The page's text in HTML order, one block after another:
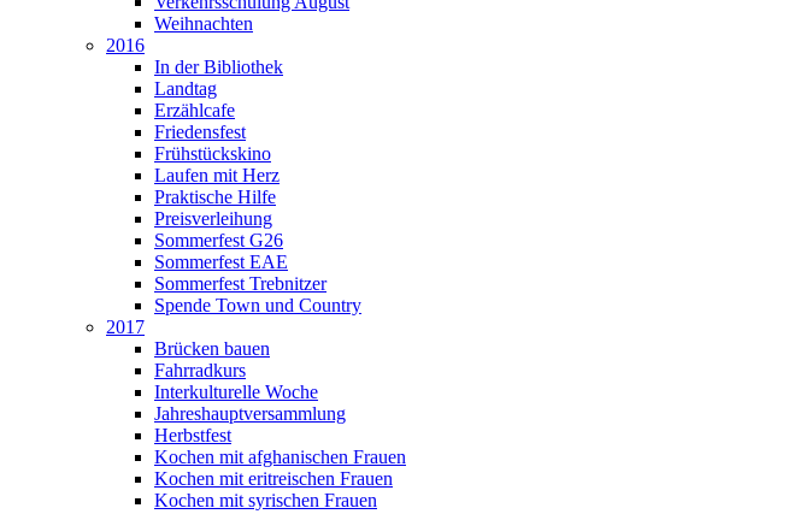
Weihnachten
2016
In der Bibliothek
Landtag
Erzählcafe
Friedensfest
Frühstückskino
Laufen mit Herz
Praktische Hilfe
Preisverleihung
Sommerfest G26
Sommerfest EAE
Sommerfest Trebnitzer
Spende Town und Country
2017
Brücken bauen
Fahrradkurs
Interkulturelle Woche
Jahreshauptversammlung
Herbstfest
Kochen mit afghanischen Frauen
Kochen mit eritreischen Frauen
Kochen mit syrischen Frauen